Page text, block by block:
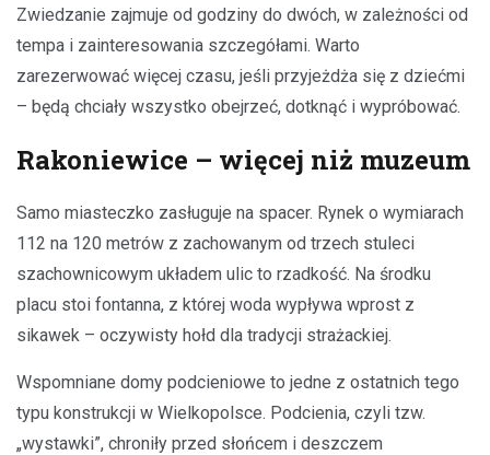
Zwiedzanie zajmuje od godziny do dwóch, w zależności od
tempa i zainteresowania szczegółami. Warto
zarezerwować więcej czasu, jeśli przyjeżdża się z dziećmi
– będą chciały wszystko obejrzeć, dotknąć i wypróbować.
Rakoniewice – więcej niż muzeum
Samo miasteczko zasługuje na spacer. Rynek o wymiarach
112 na 120 metrów z zachowanym od trzech stuleci
szachownicowym układem ulic to rzadkość. Na środku
placu stoi fontanna, z której woda wypływa wprost z
sikawek – oczywisty hołd dla tradycji strażackiej.
Wspomniane domy podcieniowe to jedne z ostatnich tego
typu konstrukcji w Wielkopolsce. Podcienia, czyli tzw.
„wystawki”, chroniły przed słońcem i deszczem